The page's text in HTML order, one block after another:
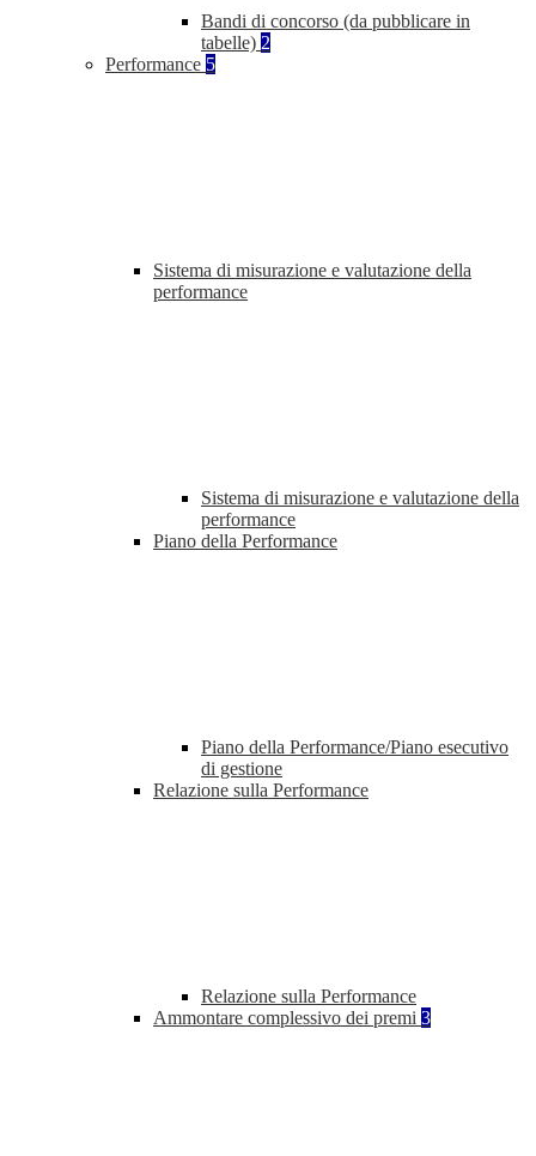
Bandi di concorso (da pubblicare in
tabelle) 2
Performance 5
Sistema di misurazione e valutazione della
performance
Sistema di misurazione e valutazione della
performance
Piano della Performance
Piano della Performance/Piano esecutivo
di gestione
Relazione sulla Performance
Relazione sulla Performance
Ammontare complessivo dei premi 3